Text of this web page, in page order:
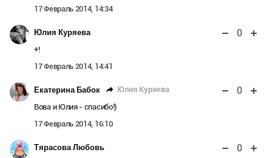
17 Февраль 2014, 14:34
Юлия Куряева 0
+!
17 Февраль 2014, 14:41
Екатерина Бабок Юлия Куряева 0
Вова и Юлия - спасибо!)
17 Февраль 2014, 16:10
Тярасова Любовь 0